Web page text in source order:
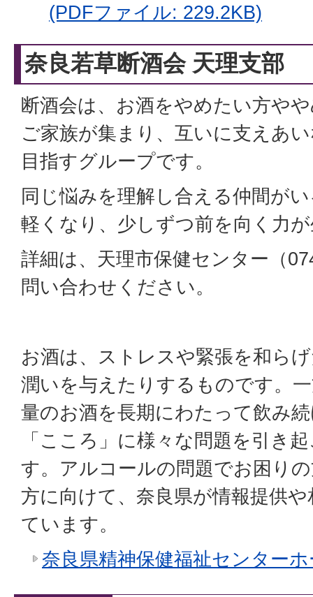
(PDFファイル: 229.2KB)
奈良若草断酒会 天理支部
断酒会は、お酒をやめたい方や
ご家族が集まり、互いに支えあ
目指すグループです。
同じ悩みを理解し合える仲間が
軽くなり、少しずつ前を向く力
詳細は、天理市保健センター（
問い合わせください。
お酒は、ストレスや緊張を和ら
潤いを与えたりするものです。
量のお酒を長期にわたって飲み
「こころ」に様々な問題を引き
す。アルコールの問題でお困り
方に向けて、奈良県が情報提供
ています。
奈良県精神保健福祉センター